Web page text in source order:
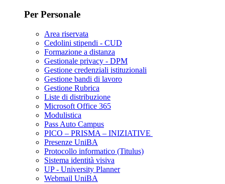
Per Personale
Area riservata
Cedolini stipendi - CUD
Formazione a distanza
Gestionale privacy - DPM
Gestione credenziali istituzionali
Gestione bandi di lavoro
Gestione Rubrica
Liste di distribuzione
Microsoft Office 365
Modulistica
Pass Auto Campus
PICO – PRISMA – INIZIATIVE
Presenze UniBA
Protocollo informatico (Titulus)
Sistema identità visiva
UP - University Planner
Webmail UniBA